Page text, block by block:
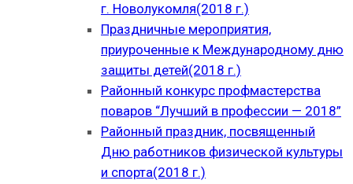
г. Новолукомля(2018 г.)
Праздничные мероприятия,
приуроченные к Международному дню
защиты детей(2018 г.)
Районный конкурс профмастерства
поваров “Лучший в профессии — 2018”
Районный праздник, посвященный
Дню работников физической культуры
и спорта(2018 г.)